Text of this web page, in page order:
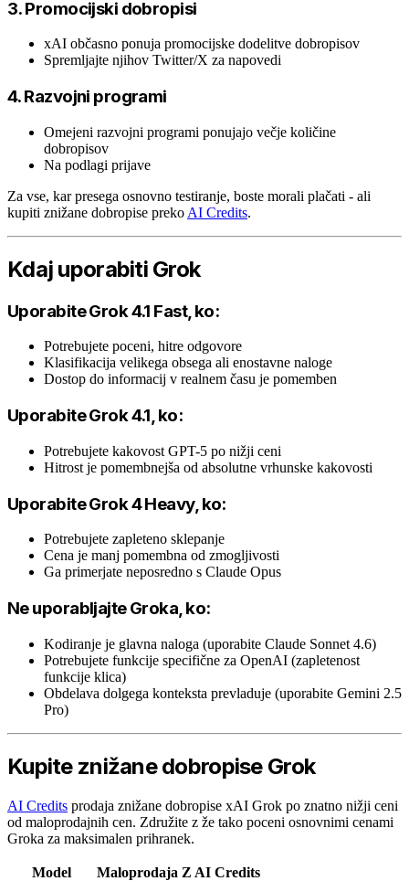
3. Promocijski dobropisi
xAI občasno ponuja promocijske dodelitve dobropisov
Spremljajte njihov Twitter/X za napovedi
4. Razvojni programi
Omejeni razvojni programi ponujajo večje količine
dobropisov
Na podlagi prijave
Za vse, kar presega osnovno testiranje, boste morali plačati - ali
kupiti znižane dobropise preko AI Credits.
Kdaj uporabiti Grok
Uporabite Grok 4.1 Fast, ko:
Potrebujete poceni, hitre odgovore
Klasifikacija velikega obsega ali enostavne naloge
Dostop do informacij v realnem času je pomemben
Uporabite Grok 4.1, ko:
Potrebujete kakovost GPT-5 po nižji ceni
Hitrost je pomembnejša od absolutne vrhunske kakovosti
Uporabite Grok 4 Heavy, ko:
Potrebujete zapleteno sklepanje
Cena je manj pomembna od zmogljivosti
Ga primerjate neposredno s Claude Opus
Ne uporabljajte Groka, ko:
Kodiranje je glavna naloga (uporabite Claude Sonnet 4.6)
Potrebujete funkcije specifične za OpenAI (zapletenost
funkcije klica)
Obdelava dolgega konteksta prevladuje (uporabite Gemini 2.5
Pro)
Kupite znižane dobropise Grok
AI Credits prodaja znižane dobropise xAI Grok po znatno nižji ceni
od maloprodajnih cen. Združite z že tako poceni osnovnimi cenami
Groka za maksimalen prihranek.
Model Maloprodaja Z AI Credits